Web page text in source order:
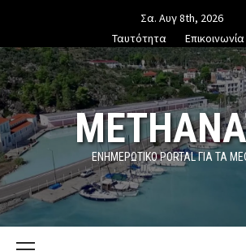
content
Σα. Αυγ 8th, 2026
Ταυτότητα
Επικοινωνία
ΕΝΗΜΕΡΩΤΙΚΌ PORTAL ΓΙΑ ΤΑ